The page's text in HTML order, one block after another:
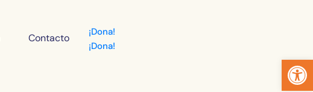
Abrir
Contacto
¡Dona!
¡Dona!